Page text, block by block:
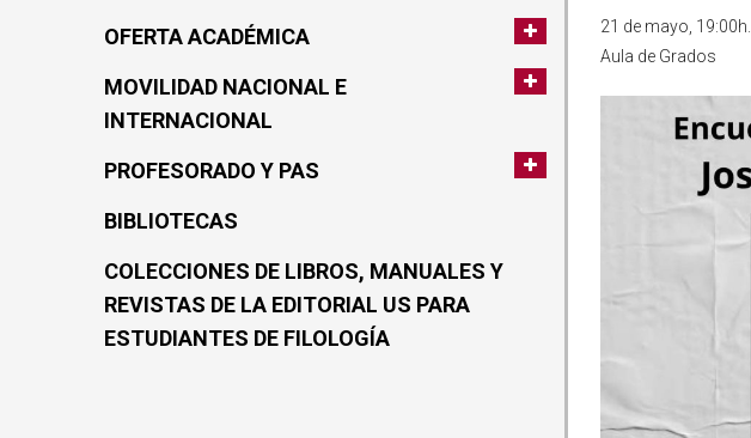
OFERTA ACADÉMICA
MOVILIDAD NACIONAL E
INTERNACIONAL
PROFESORADO Y PAS
BIBLIOTECAS
COLECCIONES DE LIBROS, MANUALES Y
REVISTAS DE LA EDITORIAL US PARA
ESTUDIANTES DE FILOLOGÍA
21 de mayo, 19:00h.
Aula de Grados